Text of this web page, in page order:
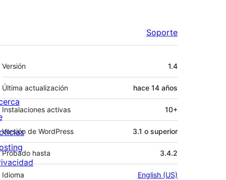
Soporte
Meta
Versión 1.4
Última actualización hace 14 años
Instalaciones activas 10+
Versión de WordPress 3.1 o superior
Probado hasta 3.4.2
Idioma English (US)